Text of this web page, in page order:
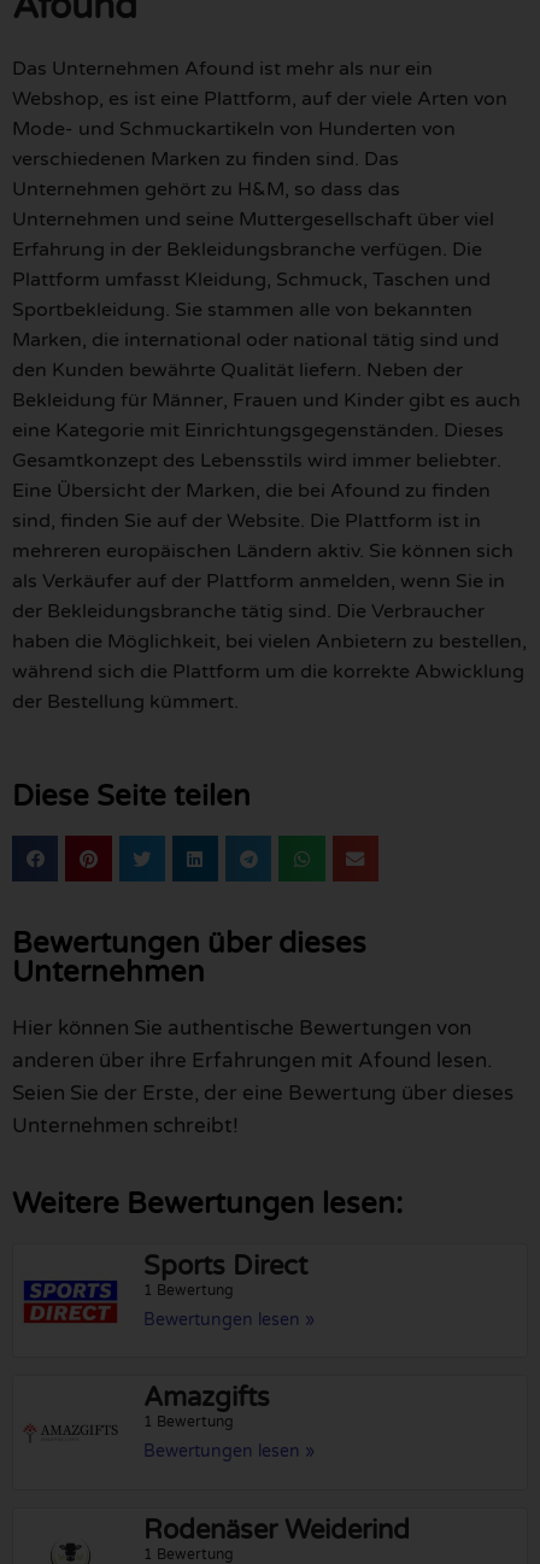
Das Unternehmen Afound ist mehr als nur ein
Webshop, es ist eine Plattform, auf der viele Arten von
Mode- und Schmuckartikeln von Hunderten von
verschiedenen Marken zu finden sind. Das
Unternehmen gehört zu H&M, so dass das
Unternehmen und seine Muttergesellschaft über viel
Erfahrung in der Bekleidungsbranche verfügen. Die
Plattform umfasst Kleidung, Schmuck, Taschen und
Sportbekleidung. Sie stammen alle von bekannten
Marken, die international oder national tätig sind und
den Kunden bewährte Qualität liefern. Neben der
Bekleidung für Männer, Frauen und Kinder gibt es auch
eine Kategorie mit Einrichtungsgegenständen. Dieses
Gesamtkonzept des Lebensstils wird immer beliebter.
Eine Übersicht der Marken, die bei Afound zu finden
sind, finden Sie auf der Website. Die Plattform ist in
mehreren europäischen Ländern aktiv. Sie können sich
als Verkäufer auf der Plattform anmelden, wenn Sie in
der Bekleidungsbranche tätig sind. Die Verbraucher
haben die Möglichkeit, bei vielen Anbietern zu bestellen,
während sich die Plattform um die korrekte Abwicklung
der Bestellung kümmert.
Diese Seite teilen
Bewertungen über dieses
Unternehmen
Hier können Sie authentische Bewertungen von
anderen über ihre Erfahrungen mit Afound lesen.
Seien Sie der Erste, der eine Bewertung über dieses
Unternehmen schreibt!
Weitere Bewertungen lesen:
Sports Direct
1 Bewertung
Bewertungen lesen »
Amazgifts
1 Bewertung
Bewertungen lesen »
Rodenäser Weiderind
1 Bewertung